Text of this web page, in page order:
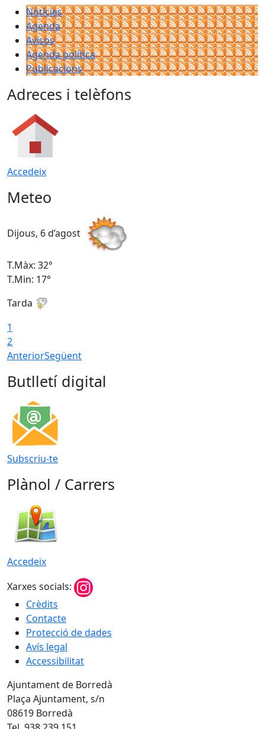
Notícies
Agenda
Avisos
Agenda política
Publicacions
Adreces i telèfons
Accedeix
Meteo
Dijous, 6 d’agost
T.Màx: 32°
T.Min: 17°
Tarda
1
2
AnteriorSegüent
Butlletí digital
Subscriu-te
Plànol / Carrers
Accedeix
Xarxes socials:
Crèdits
Contacte
Protecció de dades
Avís legal
Accessibilitat
Ajuntament de Borredà
Plaça Ajuntament, s/n
08619 Borredà